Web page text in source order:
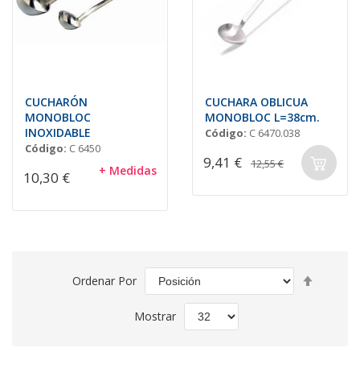
CUCHARÓN
MONOBLOC
INOXIDABLE
Código: C 6450
10,30 € + Medidas
CUCHARA OBLICUA
MONOBLOC L=38cm.
Código: C 6470.038
9,41 € 12,55 €
Ordenar Por
Mostrar